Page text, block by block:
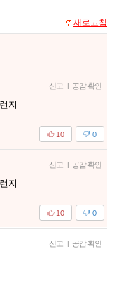
새로고침
신고 | 공감 확인
지
0
10
신고 | 공감 확인
지
0
10
신고 | 공감 확인